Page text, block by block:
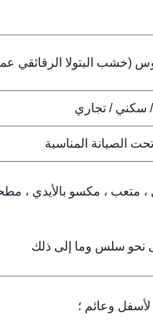
(خشب البتولا الرقائقي
سكني / تجاري
، مكسو بالأيدي ،
نحو سلس وما إلى ذلك